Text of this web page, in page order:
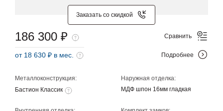
Заказать со скидкой
Металлоконструкция:
Бастион Классик
Наружная отделка:
МДФ шпон 16мм гладкая
186 300 ₽
от 18 630 ₽ в мес.
Сравнить
Подробнее